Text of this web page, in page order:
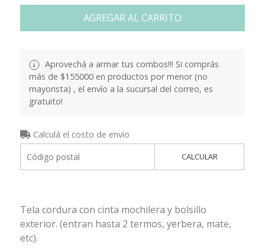
AGREGAR AL CARRITO
Aprovechá a armar tus combos!!! Si comprás
más de $155000 en productos por menor (no
mayorista) , el envío a la sucursal del correo, es
gratuito!
Calculá el costo de envío
CALCULAR
Tela cordura con cinta mochilera y bolsillo
exterior. (entran hasta 2 termos, yerbera, mate,
etc).